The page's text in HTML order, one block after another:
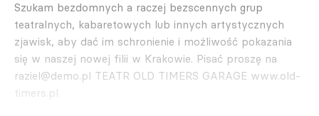
Szukam bezdomnych a raczej bezscennych grup
teatralnych, kabaretowych lub innych artystycznych
zjawisk, aby dać im schronienie i możliwość pokazania
się w naszej nowej filii w Krakowie. Pisać proszę na
raziel@demo.pl TEATR OLD TIMERS GARAGE www.old-
timers.pl